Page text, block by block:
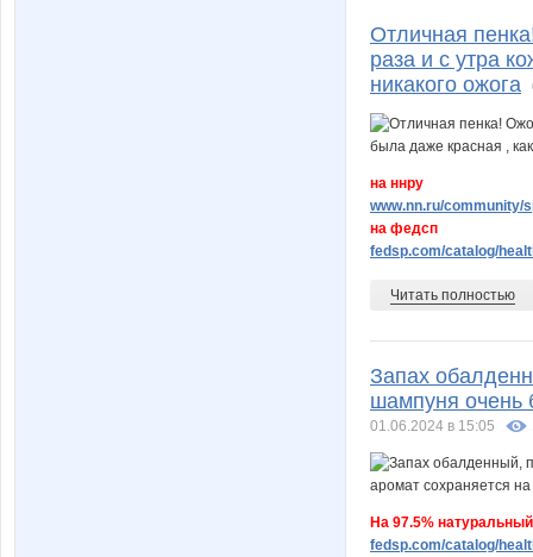
Отличная
раза и с утра
никакого ожога
на ннру
www.nn.ru/community/
на федсп
fedsp.com/catalog/
Читать полностью
Запах
шампуня очень
01.06.2024 в 15:05
На 97.5%
fedsp.com/catalog/